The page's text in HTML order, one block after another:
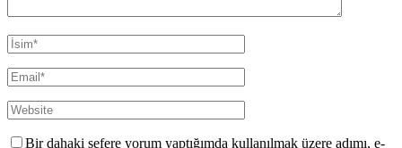
Bir dahaki sefere yorum yaptığımda kullanılmak üzere adımı, e-